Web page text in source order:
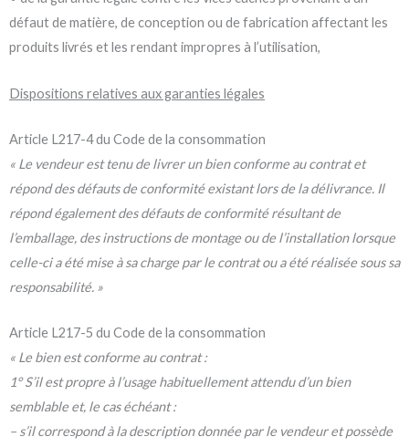
défaut de matière, de conception ou de fabrication affectant les
produits livrés et les rendant impropres à l’utilisation,
Dispositions relatives aux garanties légales
Article L217-4 du Code de la consommation
« Le vendeur est tenu de livrer un bien conforme au contrat et
répond des défauts de conformité existant lors de la délivrance. Il
répond également des défauts de conformité résultant de
l’emballage, des instructions de montage ou de l’installation lorsque
celle-ci a été mise à sa charge par le contrat ou a été réalisée sous sa
responsabilité. »
Article L217-5 du Code de la consommation
« Le bien est conforme au contrat :
1° S’il est propre à l’usage habituellement attendu d’un bien
semblable et, le cas échéant :
– s’il correspond à la description donnée par le vendeur et possède